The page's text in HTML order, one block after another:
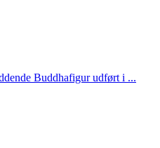
Buddhafigur udført i ...